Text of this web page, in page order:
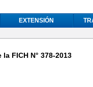
EXTENSIÓN
FICH N° 378-2013